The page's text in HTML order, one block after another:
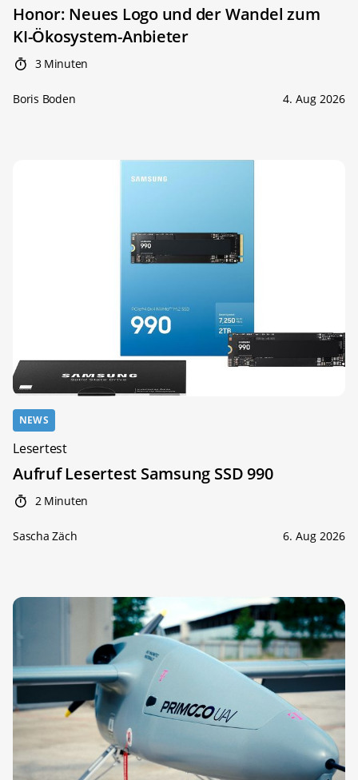
Honor: Neues Logo und der Wandel zum
KI-Ökosystem-Anbieter
3 Minuten
Boris Boden 4. Aug 2026
NEWS
Lesertest
Aufruf Lesertest Samsung SSD 990
2 Minuten
Sascha Zäch 6. Aug 2026